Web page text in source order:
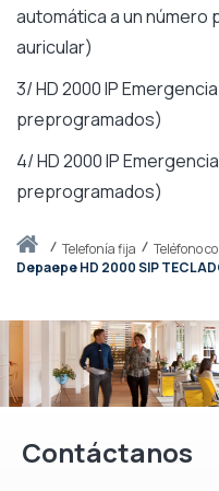
Iniciotelefonía fija Teléfono
Depaepe HD 2000 SIP
automática a un número
auricular)
3/ HD 2000 IP
preprogramados)
4/ HD 2000 IP
preprogramados)
Contáctanos